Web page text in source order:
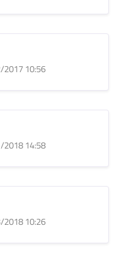
2017 10:56
2018 14:58
2018 10:26